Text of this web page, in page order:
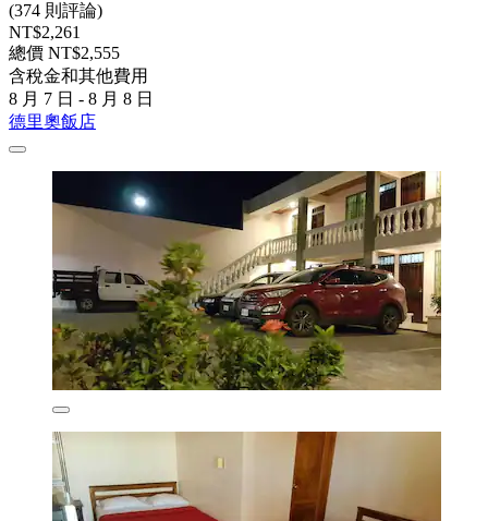
(374 則評論)
NT$2,261
總價 NT$2,555
含稅金和其他費用
8 月 7 日 - 8 月 8 日
德里奧飯店